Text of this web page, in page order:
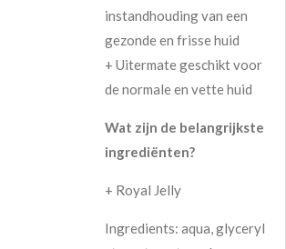
instandhouding van een
gezonde en frisse huid
+ Uitermate geschikt voor
de normale en vette huid
Wat zijn de belangrijkste
ingrediënten?
+ Royal Jelly
Ingredients: aqua, glyceryl